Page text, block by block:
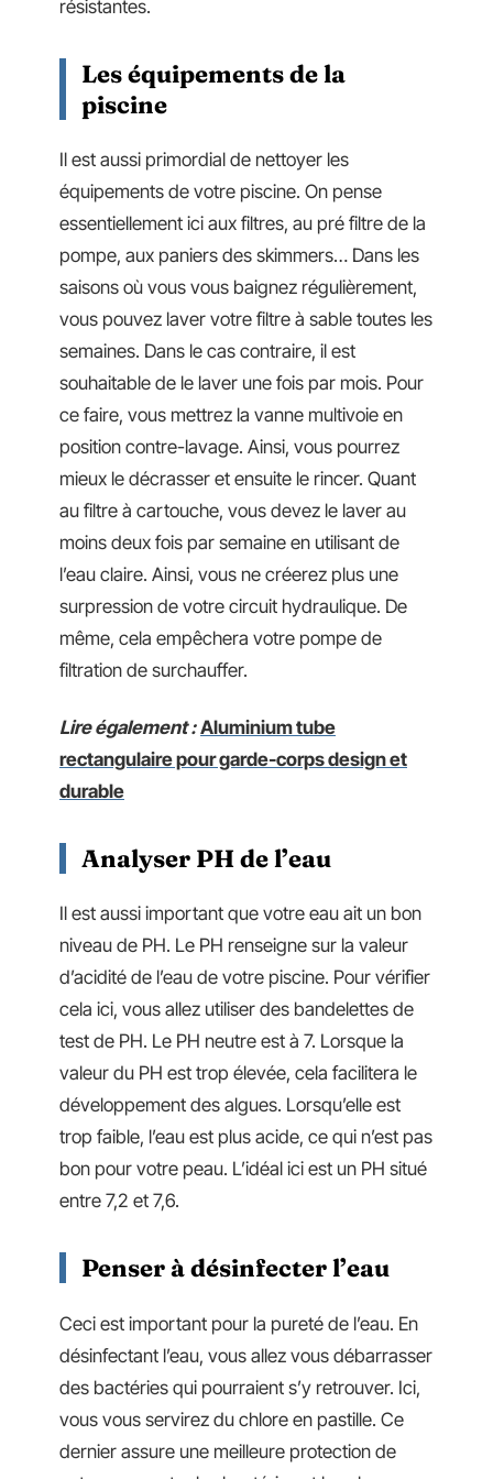
résistantes.
Les équipements de la
piscine
Il est aussi primordial de nettoyer les
équipements de votre piscine. On pense
essentiellement ici aux filtres, au pré filtre de la
pompe, aux paniers des skimmers… Dans les
saisons où vous vous baignez régulièrement,
vous pouvez laver votre filtre à sable toutes les
semaines. Dans le cas contraire, il est
souhaitable de le laver une fois par mois. Pour
ce faire, vous mettrez la vanne multivoie en
position contre-lavage. Ainsi, vous pourrez
mieux le décrasser et ensuite le rincer. Quant
au filtre à cartouche, vous devez le laver au
moins deux fois par semaine en utilisant de
l’eau claire. Ainsi, vous ne créerez plus une
surpression de votre circuit hydraulique. De
même, cela empêchera votre pompe de
filtration de surchauffer.
Lire également : Aluminium tube
rectangulaire pour garde-corps design et
durable
Analyser PH de l’eau
Il est aussi important que votre eau ait un bon
niveau de PH. Le PH renseigne sur la valeur
d’acidité de l’eau de votre piscine. Pour vérifier
cela ici, vous allez utiliser des bandelettes de
test de PH. Le PH neutre est à 7. Lorsque la
valeur du PH est trop élevée, cela facilitera le
développement des algues. Lorsqu’elle est
trop faible, l’eau est plus acide, ce qui n’est pas
bon pour votre peau. L’idéal ici est un PH situé
entre 7,2 et 7,6.
Penser à désinfecter l’eau
Ceci est important pour la pureté de l’eau. En
désinfectant l’eau, vous allez vous débarrasser
des bactéries qui pourraient s’y retrouver. Ici,
vous vous servirez du chlore en pastille. Ce
dernier assure une meilleure protection de